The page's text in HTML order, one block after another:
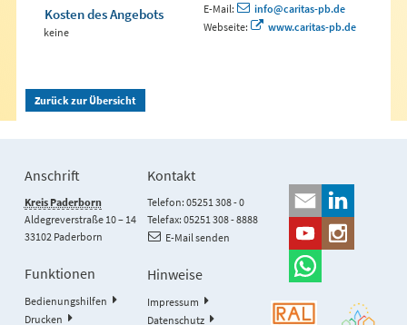
Kosten des Angebots
keine
E-Mail:
info@caritas-pb.de
Webseite:
www.caritas-pb.de
Zurück zur Übersicht
Anschrift
Kreis Paderborn
Aldegreverstraße 10 – 14
33102 Paderborn
Kontakt
Telefon: 05251 308 - 0
Telefax: 05251 308 - 8888
E-Mail senden
Funktionen
Bedienungshilfen
Drucken
Hinweise
Impressum
Datenschutz